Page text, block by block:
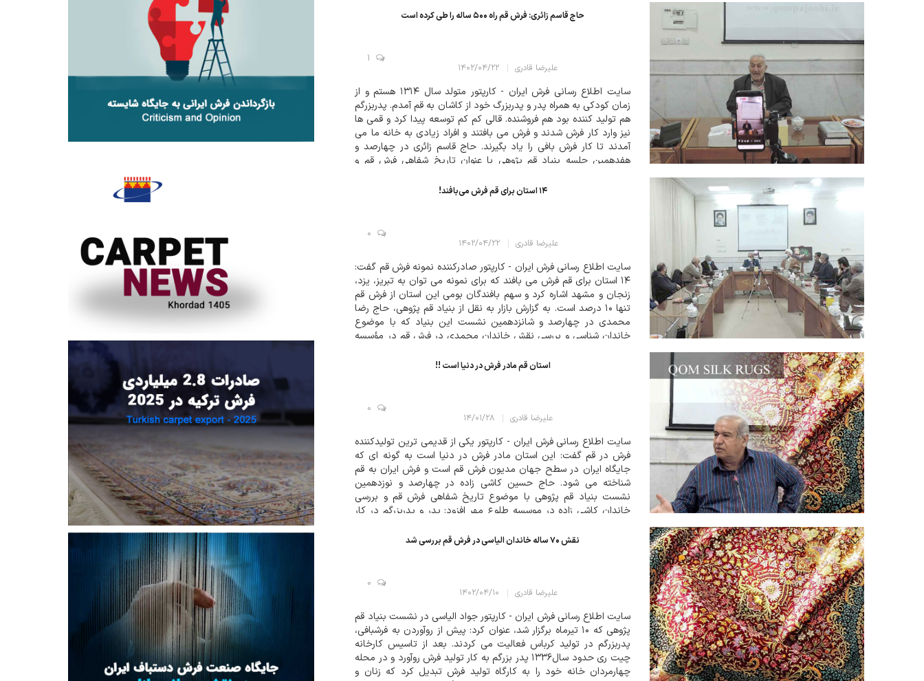
صعودی دارد و...
حاج قاسم زائری: فرش قم راه ۵۰۰ ساله را طی کرده است
علیرضا قادری ۱۴۰۲/۰۴/۲۲
1
سایت اطلاع رسانی فرش ایران - کارپتور متولد سال ۱۳۱۴ هستم و از
زمان کودکی به همراه پدر و پدربزرگ خود از کاشان به قم آمدم. پدربزرگم
هم تولید کننده بود هم فروشنده. قالی کم کم توسعه پیدا کرد و قمی ها
نیز وارد کار فرش شدند و فرش می بافتند و افراد زیادی به خانه ما می
آمدند تا کار فرش بافی را یاد بگیرند. حاج قاسم زائری در چهارصد و
هفدهمین جلسه بنیاد قم پژوهی با عنوان تاریخ شفاهی فرش قم و
۱۴ استان برای قم فرش می‌بافند!
علیرضا قادری ۱۴۰۲/۰۴/۲۲
0
سایت اطلاع رسانی فرش ایران - کارپتور صادرکننده نمونه فرش قم گفت:
۱۴ استان برای قم فرش می بافند که برای نمونه می توان به تبریز، یزد،
زنجان و مشهد اشاره کرد و سهم بافندگان بومی این استان از فرش قم
تنها ۱۰ درصد است. به گزارش بازار به نقل از بنیاد قم پژوهی، حاج رضا
محمدی در چهارصد و شانزدهمین نشست این بنیاد که با موضوع
خاندان شناسی و بررسی نقش خاندان محمدی در فرش قم در مؤسسه
استان قم مادر فرش در دنیا است !!
علیرضا قادری ۱۴/۰۱/۲۸
0
سایت اطلاع رسانی فرش ایران - کارپتور یکی از قدیمی ترین تولیدکننده
فرش در قم گفت: این استان مادر فرش در دنیا است به گونه ای که
جایگاه ایران در سطح جهان مدیون فرش قم است و فرش ایران به قم
شناخته می شود. حاج حسین کاشی زاده در چهارصد و نوزدهمین
نشست بنیاد قم پژوهی با موضوع تاریخ شفاهی فرش قم و بررسی
خاندان کاشی زاده در موسسه طلوع مهر افزود: پدر و پدربزرگم در کار
نقش ۷۰ ساله خاندان الیاسی در فرش قم بررسی شد
علیرضا قادری ۱۴۰۲/۰۴/۱۰
0
سایت اطلاع رسانی فرش ایران - کارپتور جواد الیاسی در نشست بنیاد قم
پژوهی که ۱۰ تیرماه برگزار شد، عنوان کرد: پیش از روآوردن به فرشبافی،
پدربزرگم در تولید کرباس فعالیت می کردند. بعد از تاسیس کارخانه
چیت ری حدود سال۱۳۳۶ پدر بزرگم به کار تولید فرش روآورد و در محله
چهارمردان خانه خود را به کارگاه تولید فرش تبدیل کرد که زنان و